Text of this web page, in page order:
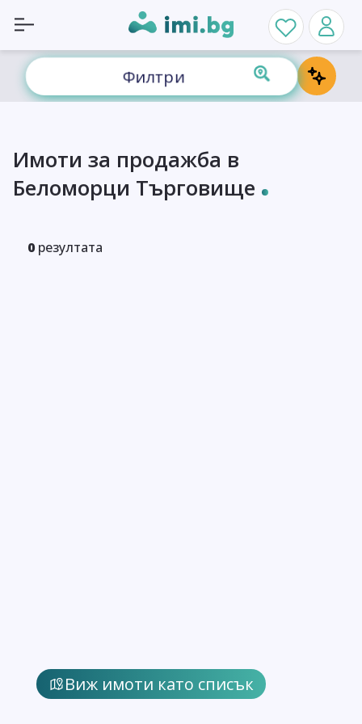
Филтри
Виж имоти като списък
Имоти за продажба в
Беломорци Търговище
0 резултата